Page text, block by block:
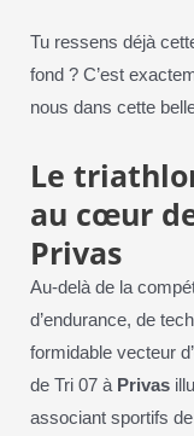
Tu ressens déjà
fond ? C’est
nous dans cette
Le
au cœur
Privas
Au-delà de la
d’endurance, de
formidable vecteur
de Tri 07 à Privas
associant sportifs